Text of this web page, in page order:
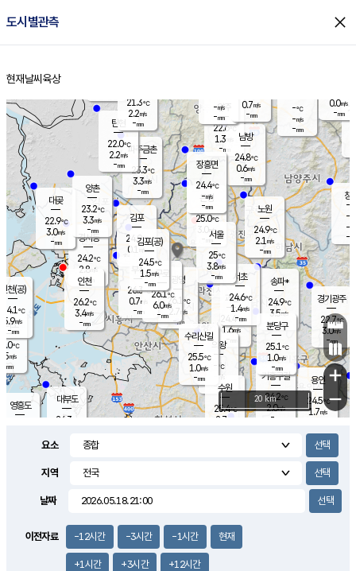
도시별관측 close
홈
현재날씨 육상
의도
℃
m/s
mm
영흥도
양주
22.6℃
1.3
-mm
과천
24.4℃
1.6m/s
- mm
용인
24.5℃
1.7m/s
경기광주
22.7℃
3.0m/s
-mm
1.6m/s
대부도
24.3
경서동
24.2℃
2.8 m/s
-mm
파주금촌
23.3℃
3.3m/s
-mm
-℃
-m/s
-mm
대곶
22.9℃
3.0m/s
-mm
창
-
-m/
-
탄현
22.0℃
2.2m/s
-mm
0.0m/s
-mm
의왕
- ℃
m/s
mm
김포
24.9℃
0.1 m/s
mm
광명
26.1
℃
2.7 m/s
-mm
부천
26.3℃
0.7m/s
-mm
양촌
23.2℃
3.3m/s
-mm
구로
26.1℃
6.0m/s
-mm
은평
25.0℃
3.0 m/s
- mm
노원
24.9℃
2.1 m/s
-mm
송파*
24.9℃
3.5m/s
-mm
서초
24.6℃
1.4m/s
-mm
남방
24.8℃
0.6m/s
-mm
기흥구갈
24.2℃
2.0m/s
-
수리산길
25.5℃
1.0m/s
-mm
분당구
25.1℃
1.0m/s
-mm
장흥면
24.4℃
-m/s
-mm
-m/s
-mm
인천(공)
24.1℃
5.9m/s
-mm
김포(공)
24.5℃
1.5m/s
-mm
수원
25.4℃
2.7 m/s
인천
26.2℃
3.4m/s
-mm
서울
25℃
3.8m/s
-mm
21.3℃
2.2m/s
-mm
0.7m/s
-mm
+
−
20 km
요소
지역
날짜
이전자료 -12시간 -3시간 -1시간 현재
+1시간 +3시간 +12시간